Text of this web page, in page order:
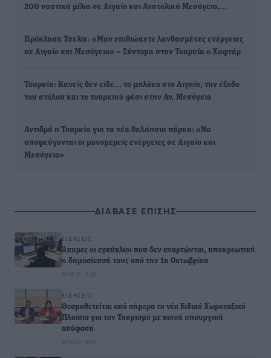
200 ναυτικά μίλια σε Αιγαίο και Ανατολική Μεσόγειο,…
Πρόκληση Τσελίκ: «Μην επιδιώκετε λανθασμένες ενέργειες
σε Αιγαίο και Μεσόγειο» – Σύντομα στην Τουρκία ο Χαφτάρ
Τουρκία: Κανείς δεν είδε… το μπλόκο στο Αιγαίο, την έξοδο
του στόλου και το τουρκικό φέσι στην Αν. Μεσόγειο
Αντιδρά η Τουρκία για τα νέα θαλάσσια πάρκα: «Να
αποφεύγονται οι μονομερείς ενέργειες σε Αιγαίο και
Μεσόγειο»
ΔΙΑΒΑΣΕ ΕΠΙΣΗΣ
ΕΙΔΉΣΕΙΣ
Άκυρες οι εγκύκλιοι που δεν αναρτώνται, υποχρεωτική
η δημοσίευσή τους από την 1η Οκτωβρίου
07.08.26 · 11:20
ΕΙΔΉΣΕΙΣ
Θεσμοθετείται από σήμερα το νέο Ειδικό Χωροταξικό
Πλαίσιο για τον Τουρισμό με κοινή υπουργική
απόφαση
07.08.26 · 10:51